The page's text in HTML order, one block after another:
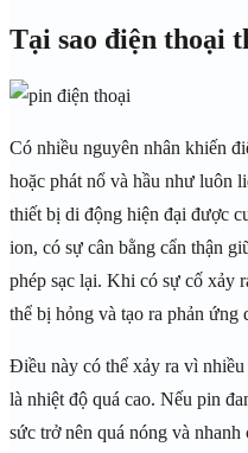
Tại sao điện thoại
Có nhiều nguyên nhân khiến
hoặc phát nổ và hầu như luôn
thiết bị di động hiện đại được
ion, có sự cân bằng cẩn thận
phép sạc lại. Khi có sự cố xảy
thể bị hỏng và tạo ra phản ứng
Điều này có thể xảy ra vì
là nhiệt độ quá cao. Nếu pin
sức trở nên quá nóng và